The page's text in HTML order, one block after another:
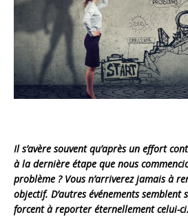
Il s’avère souvent qu’après un effort
à la dernière étape que nous
problème ? Vous n’arriverez jamais à
objectif. D’autres événements semblent
forcent à reporter éternellement celui-